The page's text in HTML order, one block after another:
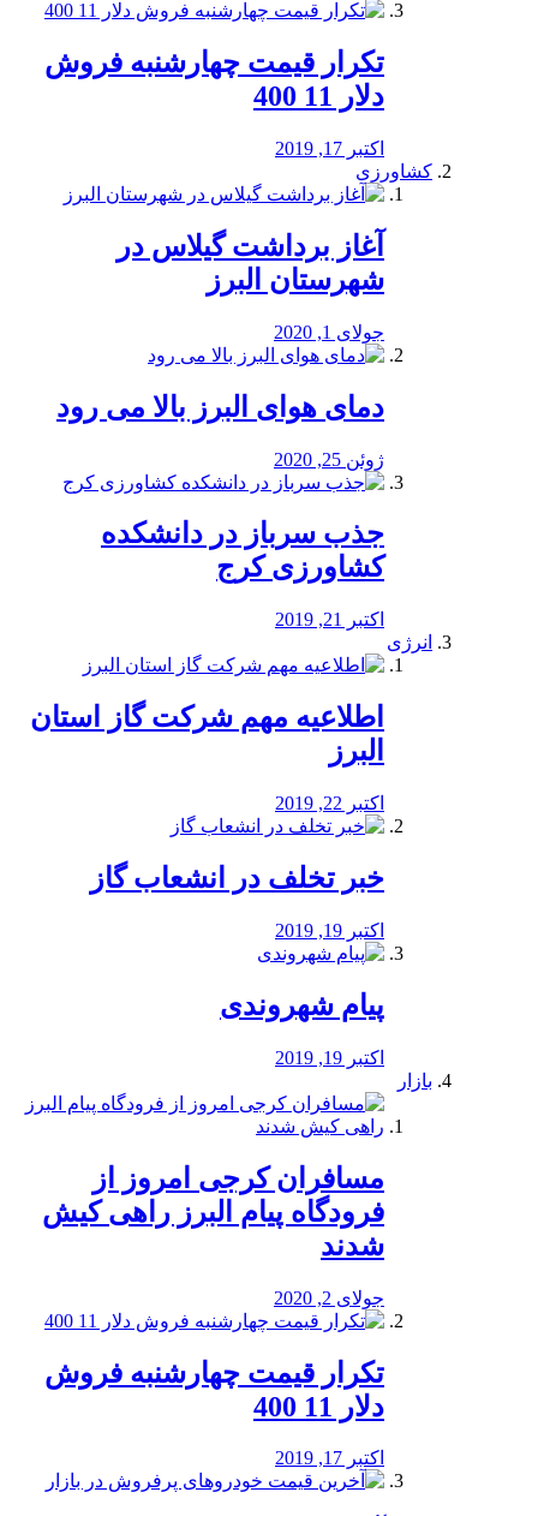
تکرار قیمت چهارشنبه فروش
دلار 11 400
اکتبر 17, 2019
کشاورزی
آغاز برداشت گیلاس در
شهرستان البرز
جولای 1, 2020
دمای هوای البرز بالا می رود
ژوئن 25, 2020
جذب سرباز در دانشکده
کشاورزی کرج
اکتبر 21, 2019
انرژی
️اطلاعیه مهم شرکت گاز استان
البرز
اکتبر 22, 2019
خبر تخلف در انشعاب گاز
اکتبر 19, 2019
پیام شهروندی
اکتبر 19, 2019
بازار
مسافران کرجی امروز از
فرودگاه پیام البرز راهی کیش
شدند
جولای 2, 2020
تکرار قیمت چهارشنبه فروش
دلار 11 400
اکتبر 17, 2019